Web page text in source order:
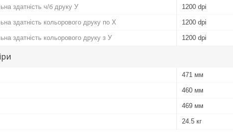
здатність ч/б друку У 1200 dpi
здатність кольорового друку по Х 1200 dpi
здатність кольорового друку з У 1200 dpi
471 мм
460 мм
469 мм
24.5 кг